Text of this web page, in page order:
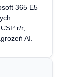
365 E5
r/r,
AI.